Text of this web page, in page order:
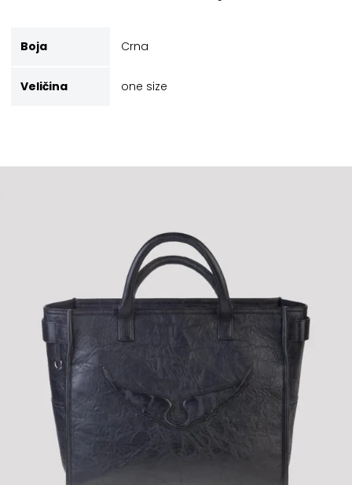
Boja Crna
Veličina one size